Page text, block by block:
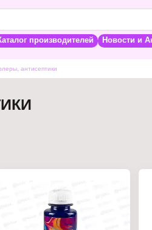
производителей Новости и
антисептики